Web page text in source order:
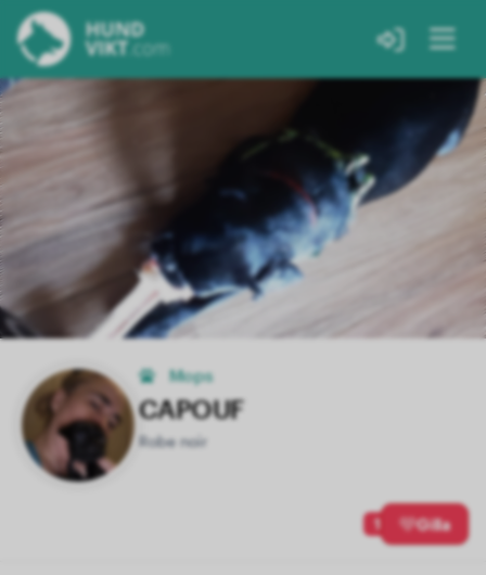
Mops
CAPOUF
Robe noir
1 Gilla